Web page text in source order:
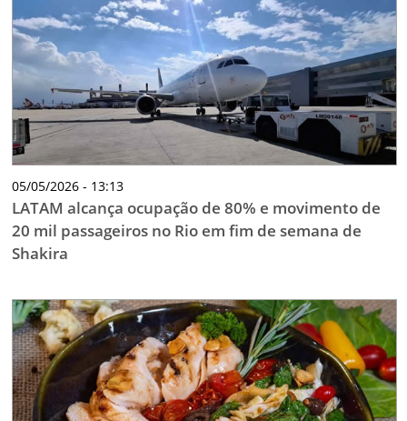
05/05/2026 - 13:13
LATAM alcança ocupação de 80% e movimento de
20 mil passageiros no Rio em fim de semana de
Shakira